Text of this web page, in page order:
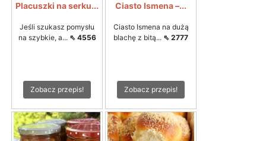
Placuszki na serku...
Jeśli szukasz pomysłu
na szybkie, a... ⇖ 4556
Zobacz przepis!
Ciasto Ismena –...
Ciasto Ismena na dużą
blachę z bitą... ⇖ 2777
Zobacz przepis!